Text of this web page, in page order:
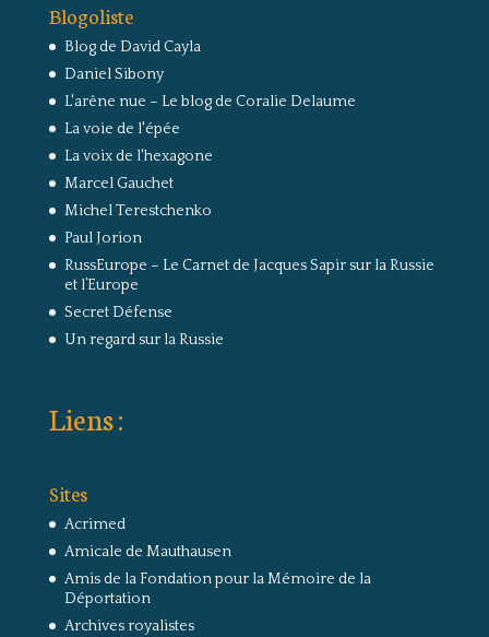
Blogoliste
Blog de David Cayla
Daniel Sibony
L'arêne nue – Le blog de Coralie Delaume
La voie de l'épée
La voix de l'hexagone
Marcel Gauchet
Michel Terestchenko
Paul Jorion
RussEurope – Le Carnet de Jacques Sapir sur la Russie
et l’Europe
Secret Défense
Un regard sur la Russie
Liens :
Sites
Acrimed
Amicale de Mauthausen
Amis de la Fondation pour la Mémoire de la
Déportation
Archives royalistes